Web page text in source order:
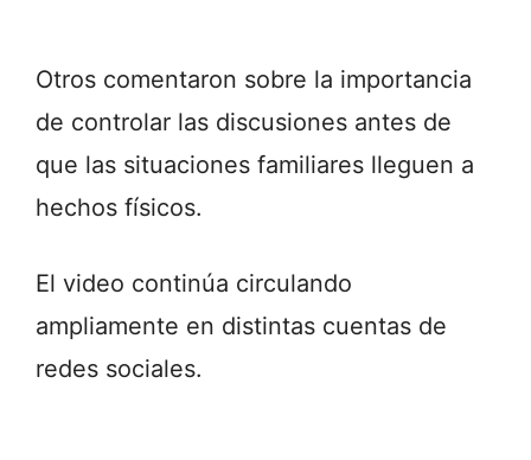
Otros comentaron sobre la importancia
de controlar las discusiones antes de
que las situaciones familiares lleguen a
hechos físicos.
El video continúa circulando
ampliamente en distintas cuentas de
redes sociales.